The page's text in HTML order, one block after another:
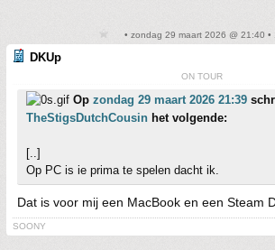
• zondag 29 maart 2026 @ 21:40 •
DKUp
ON TOUR
Op zondag 29 maart 2026 21:39
TheStigsDutchCousin het volgende:
[..]
Op PC is ie prima te spelen dacht ik.
Dat is voor mij een MacBook en een Steam
SOONY